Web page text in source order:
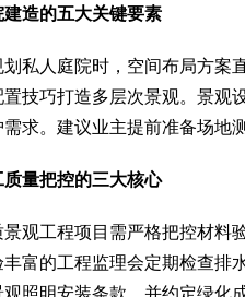
建造的五大关键要素
私人庭院时，空间布局方案
技巧打造多层次景观。景观
需求。建议业主提前准备场地
量把控的三大核心
观工程项目需严格把控材料
富的工程监理会定期检查排